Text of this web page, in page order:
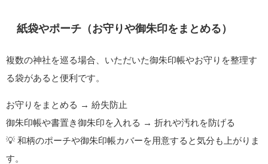
紙袋やポーチ（お守りや御朱印をまとめる）
複数の神社を巡る場合、いただいた御朱印帳やお守りを整理す
る袋があると便利です。
お守りをまとめる → 紛失防止
御朱印帳や書置き御朱印を入れる → 折れや汚れを防げる
💡 和柄のポーチや御朱印帳カバーを用意すると気分も上がりま
す。